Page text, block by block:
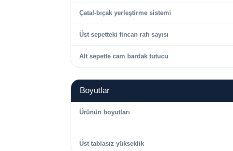
Çatal-bıçak yerleştirme sistemi
Üst sepetteki fincan rafı sayısı
Alt sepette cam bardak tutucu
Boyutlar
Ürünün boyutları
Üst tablasız yükseklik